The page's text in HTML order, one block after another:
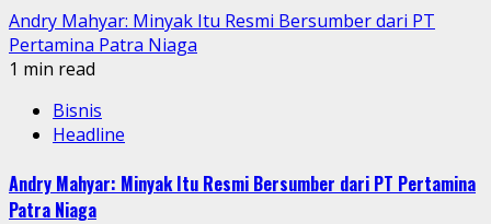
Andry Mahyar: Minyak Itu Resmi Bersumber dari PT
Pertamina Patra Niaga
1 min read
Bisnis
Headline
Andry Mahyar: Minyak Itu Resmi Bersumber dari PT Pertamina
Patra Niaga